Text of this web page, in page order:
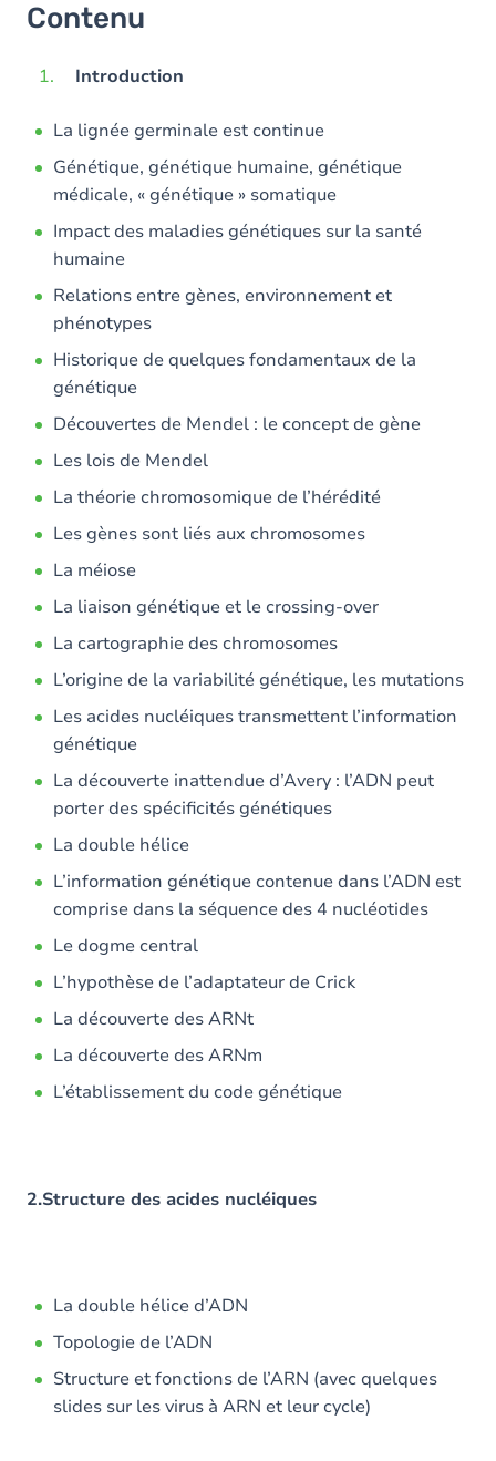
Contenu
Introduction
La lignée germinale est continue
Génétique, génétique humaine, génétique
médicale, « génétique » somatique
Impact des maladies génétiques sur la santé
humaine
Relations entre gènes, environnement et
phénotypes
Historique de quelques fondamentaux de la
génétique
Découvertes de Mendel : le concept de gène
Les lois de Mendel
La théorie chromosomique de l’hérédité
Les gènes sont liés aux chromosomes
La méiose
La liaison génétique et le crossing-over
La cartographie des chromosomes
L’origine de la variabilité génétique, les mutations
Les acides nucléiques transmettent l’information
génétique
La découverte inattendue d’Avery : l’ADN peut
porter des spécificités génétiques
La double hélice
L’information génétique contenue dans l’ADN est
comprise dans la séquence des 4 nucléotides
Le dogme central
L’hypothèse de l’adaptateur de Crick
La découverte des ARNt
La découverte des ARNm
L’établissement du code génétique
2.Structure des acides nucléiques
​La double hélice d’ADN
Topologie de l’ADN
Structure et fonctions de l’ARN (avec quelques
slides sur les virus à ARN et leur cycle)